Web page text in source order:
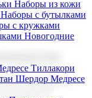
Наборы из кожи
Наборы с бутылками
с кружками
Новогодние
Тиллакори
Шердор Медресе
подарков и
найдете